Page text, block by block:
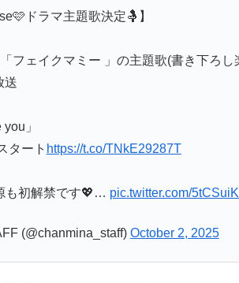
ドラマ主題歌決定🤱】
フェイクマミー 」の主題歌(書き下ろし
送
」
タート https://t.co/TNkE29287T
も初解禁です💖… pic.twitter.com/
(@chanmina_staff) October 2, 2025